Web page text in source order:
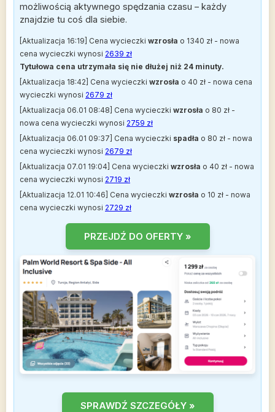
możliwością aktywnego spędzania czasu – każdy
znajdzie tu coś dla siebie.
[Aktualizacja 16:19] Cena wycieczki wzrosła o 1340 zł - nowa
cena wycieczki wynosi 2639 zł
Tytułowa cena utrzymała się nie dłużej niż 24 minuty.
[Aktualizacja 18:42] Cena wycieczki wzrosła o 40 zł - nowa cena
wycieczki wynosi 2679 zł
[Aktualizacja 06.01 08:48] Cena wycieczki wzrosła o 80 zł -
nowa cena wycieczki wynosi 2759 zł
[Aktualizacja 06.01 09:37] Cena wycieczki spadła o 80 zł - nowa
cena wycieczki wynosi 2679 zł
[Aktualizacja 07.01 19:04] Cena wycieczki wzrosła o 40 zł - nowa
cena wycieczki wynosi 2719 zł
[Aktualizacja 12.01 10:46] Cena wycieczki wzrosła o 10 zł - nowa
cena wycieczki wynosi 2729 zł
PRZEJDŹ DO OFERTY »
SPRAWDŹ SZCZEGÓŁY »